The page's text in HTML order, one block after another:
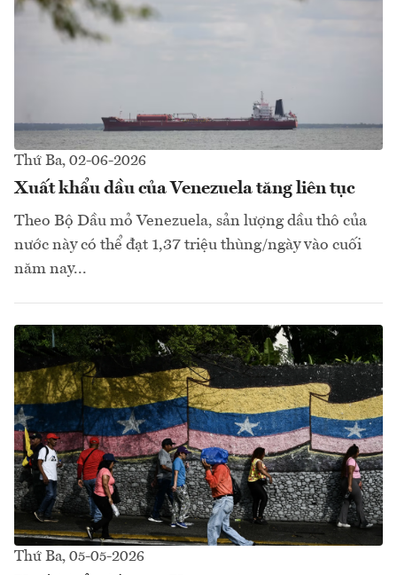
Thứ Ba, 02-06-2026
Xuất khẩu dầu của Venezuela tăng liên tục
Theo Bộ Dầu mỏ Venezuela, sản lượng dầu thô của
nước này có thể đạt 1,37 triệu thùng/ngày vào cuối
năm nay...
Thứ Ba, 05-05-2026